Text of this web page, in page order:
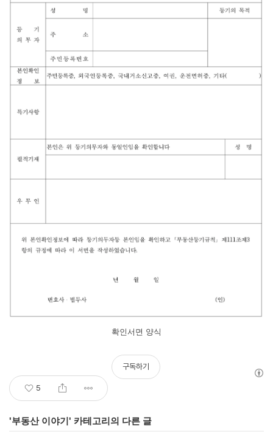
확인서면 양식
5
구독하기
'부동산 이야기' 카테고리의 다른 글